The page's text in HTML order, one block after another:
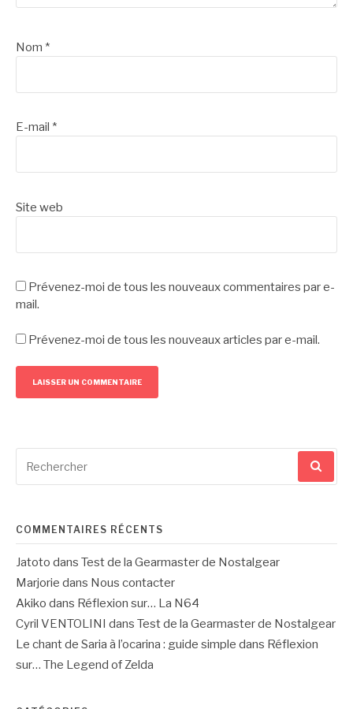
Nom *
E-mail *
Site web
Prévenez-moi de tous les nouveaux commentaires par e-
mail.
Prévenez-moi de tous les nouveaux articles par e-mail.
pour
COMMENTAIRES RÉCENTS
Jatoto dans Test de la Gearmaster de Nostalgear
Marjorie dans Nous contacter
Akiko dans Réflexion sur… La N64
Cyril VENTOLINI dans Test de la Gearmaster de Nostalgear
Le chant de Saria à l’ocarina : guide simple dans Réflexion
sur… The Legend of Zelda